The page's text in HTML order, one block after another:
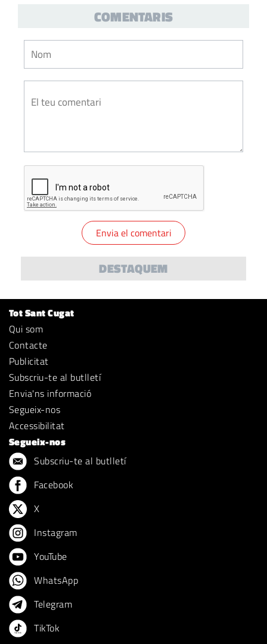
COMENTARIS
DESTAQUEM
Tot Sant Cugat
Qui som
Contacte
Publicitat
Subscriu-te al butlletí
Envia'ns informació
Segueix-nos
Accessibilitat
Segueix-nos
Subscriu-te al butlletí
Facebook
X
Instagram
YouTube
WhatsApp
Telegram
TikTok